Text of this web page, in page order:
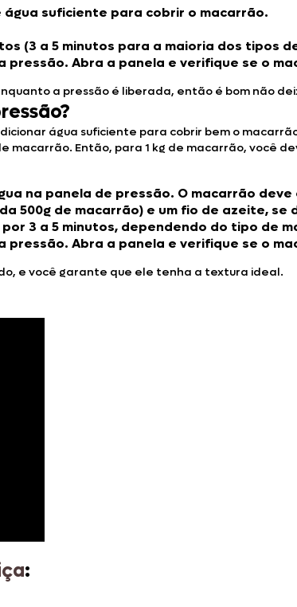
suficiente para cobrir o macarrão.
(3 a 5 minutos para a maioria dos tipos
pressão. Abra a panela e verifique se o
a pressão é liberada, então é bom não
água suficiente para cobrir bem o
Então, para 1 kg de macarrão, você
na panela de pressão. O macarrão
500g de macarrão) e um fio de azeite, se
por 3 a 5 minutos, dependendo do tipo de
pressão. Abra a panela e verifique se o
e você garante que ele tenha a textura ideal.
: